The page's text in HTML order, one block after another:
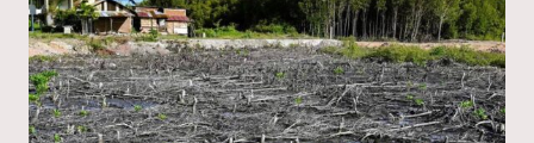
INTÉGRER
DES
SERVICES
D’ORIENTATION
PROFESSIONNELLE